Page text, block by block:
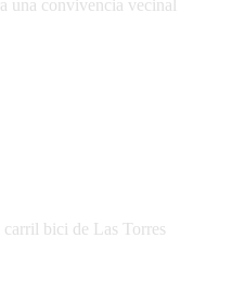
una convivencia vecinal
bici de Las Torres